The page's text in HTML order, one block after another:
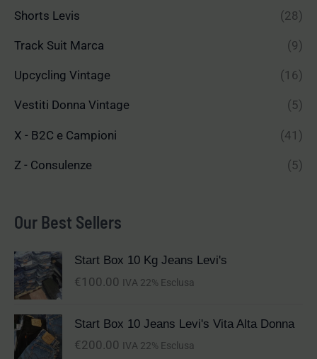
Shorts Levis (28)
Track Suit Marca (9)
Upcycling Vintage (16)
Vestiti Donna Vintage (5)
X - B2C e Campioni (41)
Z - Consulenze (5)
Our Best Sellers
Start Box 10 Kg Jeans Levi's
€ 100.00 IVA 22% Esclusa
Start Box 10 Jeans Levi's Vita Alta Donna
€200.00 IVA 22% Esclusa